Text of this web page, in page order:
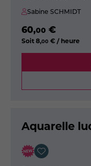
Sabine SCHMIDT
60,00 €
Soit8,00 € / heure
Aquarelle